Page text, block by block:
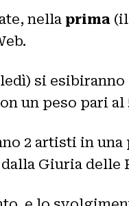
nella prima
si
un peso pari al
2 artisti in
dalla Giuria